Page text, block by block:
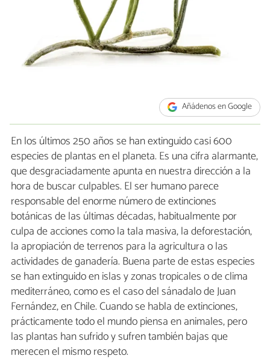
Añádenos en Google
En los últimos 250 años se han extinguido casi 600
especies de plantas en el planeta. Es una cifra alarmante,
que desgraciadamente apunta en nuestra dirección a la
hora de buscar culpables. El ser humano parece
responsable del enorme número de extinciones
botánicas de las últimas décadas, habitualmente por
culpa de acciones como la tala masiva, la deforestación,
la apropiación de terrenos para la agricultura o las
actividades de ganadería. Buena parte de estas especies
se han extinguido en islas y zonas tropicales o de clima
mediterráneo, como es el caso del sánadalo de Juan
Fernández, en Chile. Cuando se habla de extinciones,
prácticamente todo el mundo piensa en animales, pero
las plantas han sufrido y sufren también bajas que
merecen el mismo respeto.